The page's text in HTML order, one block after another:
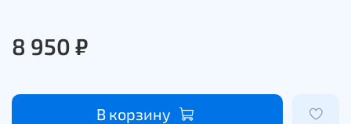
8 950 ₽
В корзину